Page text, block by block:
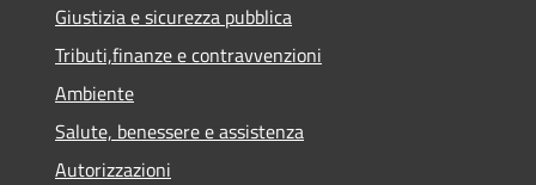
Giustizia e sicurezza pubblica
Tributi,finanze e contravvenzioni
Ambiente
Salute, benessere e assistenza
Autorizzazioni